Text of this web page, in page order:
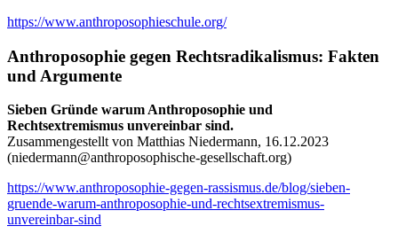
https://www.anthroposophieschule.org/
Anthroposophie gegen Rechtsradikalismus: Fakten
und Argumente
Sieben Gründe warum Anthroposophie und
Rechtsextremismus unvereinbar sind.
Zusammengestellt von Matthias Niedermann, 16.12.2023
(niedermann@anthroposophische-gesellschaft.org)
https://www.anthroposophie-gegen-rassismus.de/blog/sieben-
gruende-warum-anthroposophie-und-rechtsextremismus-
unvereinbar-sind